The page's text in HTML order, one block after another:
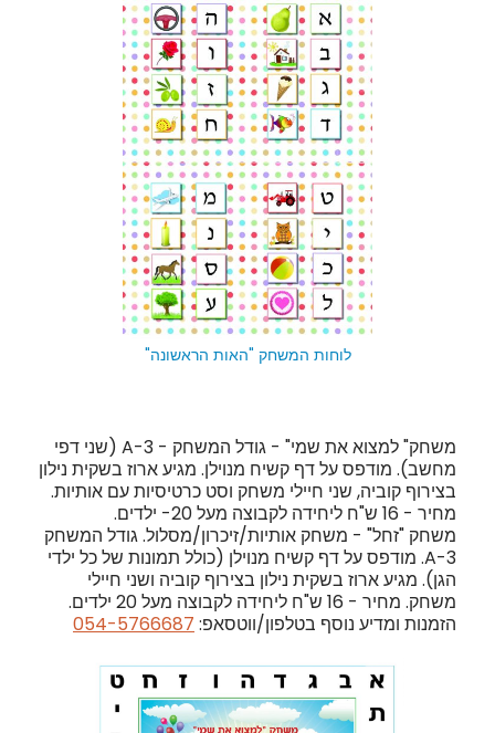
לוחות המשחק "האות הראשונה"
לוחות המשחק "האות הראשונה"
משחק" למצוא את שמי" - גודל המשחק - A-3 (שני דפי
מחשב). מודפס על דף קשיח מנוילן. מגיע ארוז בשקית נילון
בצירוף קוביה, שני חיילי משחק וסט כרטיסיות עם אותיות.
מחיר - 16 ש"ח ליחידה לקבוצה מעל 20- ילדים.
משחק "זחל" - משחק אותיות/זיכרון/מסלול. גודל המשחק
A-3. מודפס על דף קשיח מנוילן (כולל תמונות של כל ילדי
הגן). מגיע ארוז בשקית נילון בצירוף קוביה ושני חיילי
משחק. מחיר - 16 ש"ח ליחידה לקבוצה מעל 20 ילדים.
הזמנות ומדיע נוסף בטלפון/ווטסאפ: 054-5766687